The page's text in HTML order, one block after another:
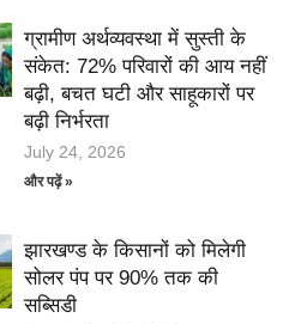
ग्रामीण अर्थव्यवस्था में सुस्ती के
संकेत: 72% परिवारों की आय नहीं
बढ़ी, बचत घटी और साहूकारों पर
बढ़ी निर्भरता
July 24, 2026
और पढ़ें »
झारखण्ड के किसानों को मिलेगी
सोलर पंप पर 90% तक की
सब्सिडी